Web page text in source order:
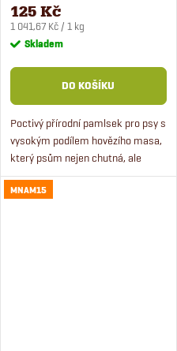
125 Kč
Měrná
cena:
1 041,67 Kč / 1 kg
Skladem
DO KOŠÍKU
Poctivý přírodní pamlsek pro psy s
vysokým podílem hovězího masa,
který psům nejen chutná, ale
hlavně prospívá.
MNAM15